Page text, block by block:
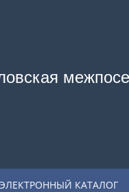
ЭЛЕКТРОННЫЙ КАТАЛОГ